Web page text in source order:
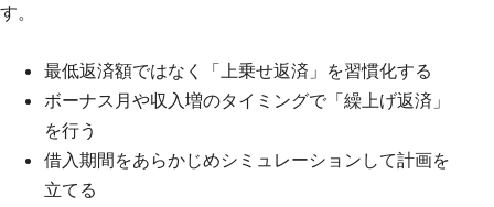
す。
最低返済額ではなく「上乗せ返済」を習慣化する
ボーナス月や収入増のタイミングで「繰上げ返済」
を行う
借入期間をあらかじめシミュレーションして計画を
立てる